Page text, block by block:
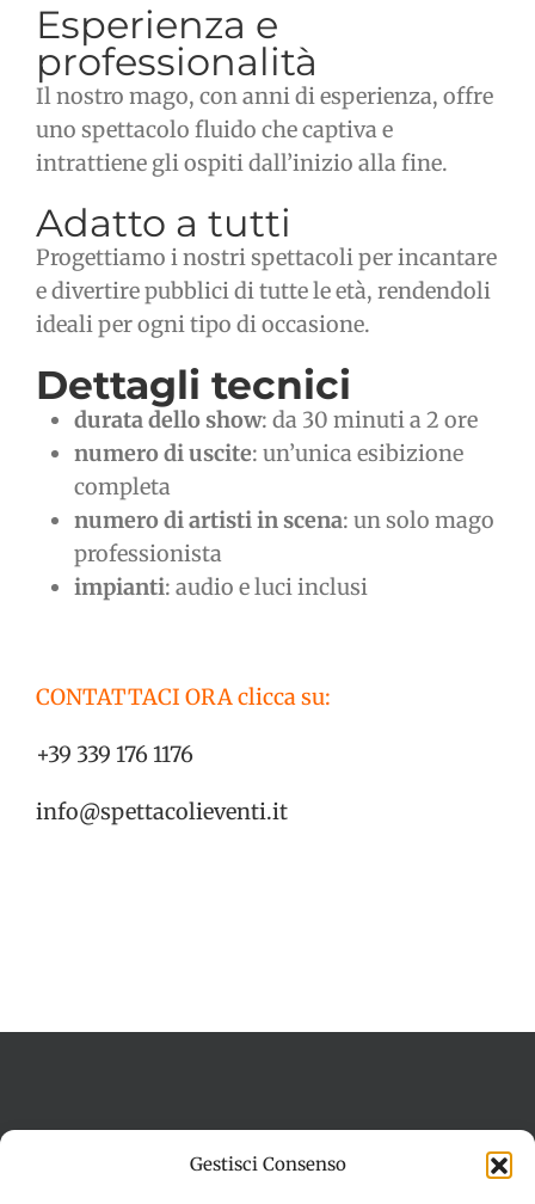
Gestisci Consenso
Esperienza e
professionalità
Il nostro mago, con anni di esperienza, offre
uno spettacolo fluido che captiva e
intrattiene gli ospiti dall’inizio alla fine.
Adatto a tutti
Progettiamo i nostri spettacoli per incantare
e divertire pubblici di tutte le età, rendendoli
ideali per ogni tipo di occasione.
Dettagli tecnici
durata dello show: da 30 minuti a 2 ore
numero di uscite: un’unica esibizione
completa
numero di artisti in scena: un solo mago
professionista
impianti: audio e luci inclusi
CONTATTACI ORA clicca su:
+39 339 176 1176
info@spettacolieventi.it